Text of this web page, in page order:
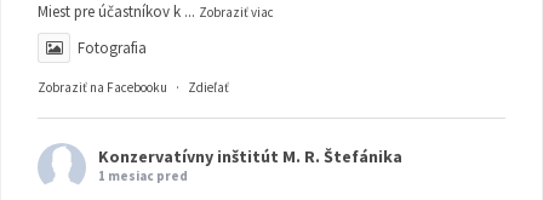
Miest pre účastníkov k ... Zobraziť viac
Fotografia
Zobraziť na Facebooku · Zdieľať
Konzervatívny inštitút M. R. Štefánika
1 mesiac pred